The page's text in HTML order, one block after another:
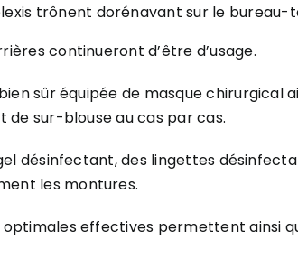
trônent dorénavant sur le bureau-
continueront d’être d’usage.
sûr équipée de masque
de sur-blouse au cas par cas.
désinfectant, des lingettes
les montures.
optimales effectives permettent ainsi